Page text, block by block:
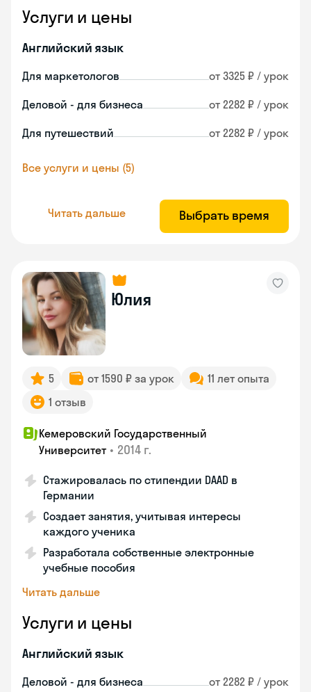
Услуги и цены
Английский язык
Для маркетологов от 3325 ₽ / урок
Деловой - для бизнеса от 2282 ₽ / урок
Для путешествий от 2282 ₽ / урок
Все услуги и цены (5)
Читать дальше Выбрать время
Юлия
5 от 1590 ₽ за урок
11 лет опыта
1 отзыв
Кемеровский Государственный
Университет • 2014 г.
Стажировалась по стипендии DAAD в
Германии
Создает занятия, учитывая интересы
каждого ученика
Разработала собственные электронные
учебные пособия
Читать дальше
Услуги и цены
Английский язык
Деловой - для бизнеса от 2282 ₽ / урок